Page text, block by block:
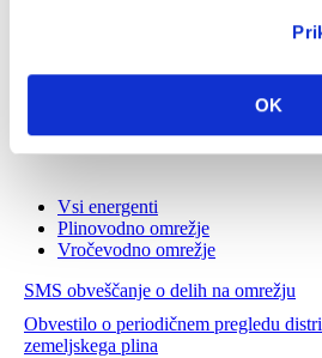
OK
Naročite se na obvestila o delih
sporočil za energenta plin in
tej povezavi
Vsi energenti
Plinovodno omrežje
Vročevodno omrežje
SMS obveščanje o delih na omrežju
Obvestilo o periodičnem pregledu
zemeljskega plina